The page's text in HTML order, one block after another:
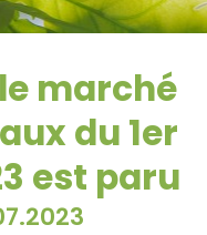
marché
du 1er
est paru